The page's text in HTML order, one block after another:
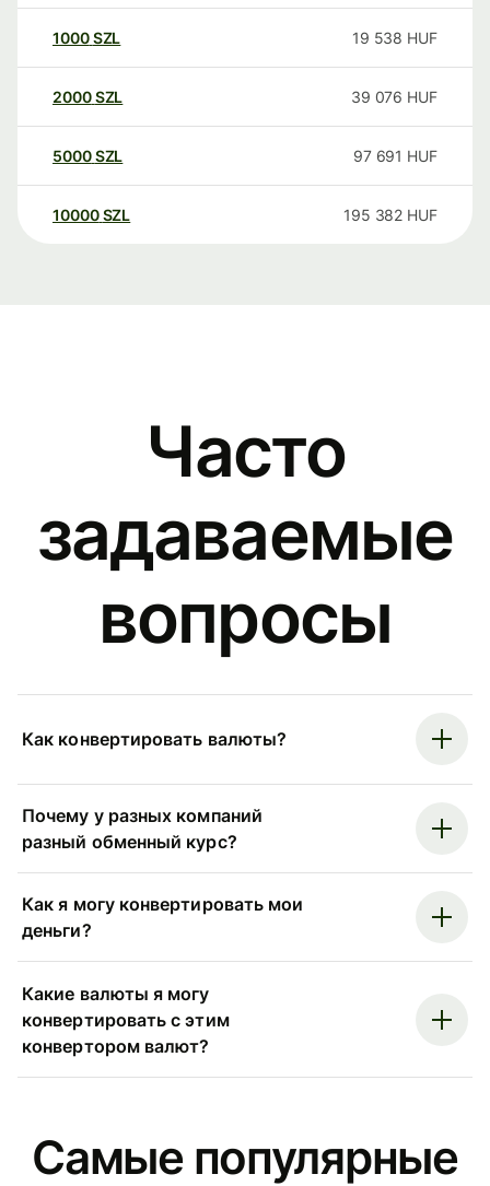
1000SZL 19 538 HUF
2000SZL 39 076 HUF
5000SZL 97 691 HUF
10000 SZL 195 382 HUF
Часто
задаваемые
вопросы
Как конвертировать валюты?
Почему у разных компаний
разный обменный курс?
Как я могу конвертировать мои
деньги?
Какие валюты я могу
конвертировать с этим
конвертором валют?
Самые популярные